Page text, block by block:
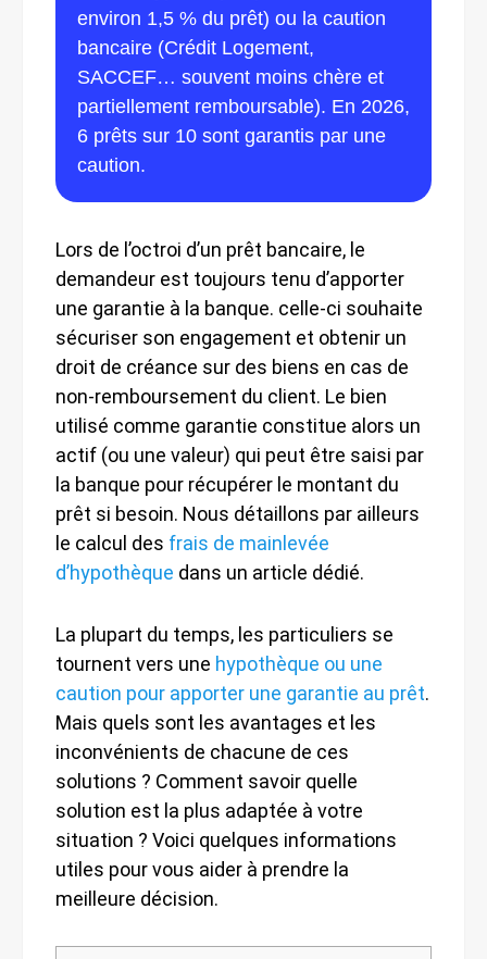
environ 1,5 % du prêt) ou la caution
bancaire (Crédit Logement,
SACCEF… souvent moins chère et
partiellement remboursable). En 2026,
6 prêts sur 10 sont garantis par une
caution.
Lors de l’octroi d’un prêt bancaire, le
demandeur est toujours tenu d’apporter
une garantie à la banque. celle-ci souhaite
sécuriser son engagement et obtenir un
droit de créance sur des biens en cas de
non-remboursement du client. Le bien
utilisé comme garantie constitue alors un
actif (ou une valeur) qui peut être saisi par
la banque pour récupérer le montant du
prêt si besoin. Nous détaillons par ailleurs
le calcul des frais de mainlevée
d’hypothèque dans un article dédié.
La plupart du temps, les particuliers se
tournent vers une hypothèque ou une
caution pour apporter une garantie au prêt.
Mais quels sont les avantages et les
inconvénients de chacune de ces
solutions ? Comment savoir quelle
solution est la plus adaptée à votre
situation ? Voici quelques informations
utiles pour vous aider à prendre la
meilleure décision.